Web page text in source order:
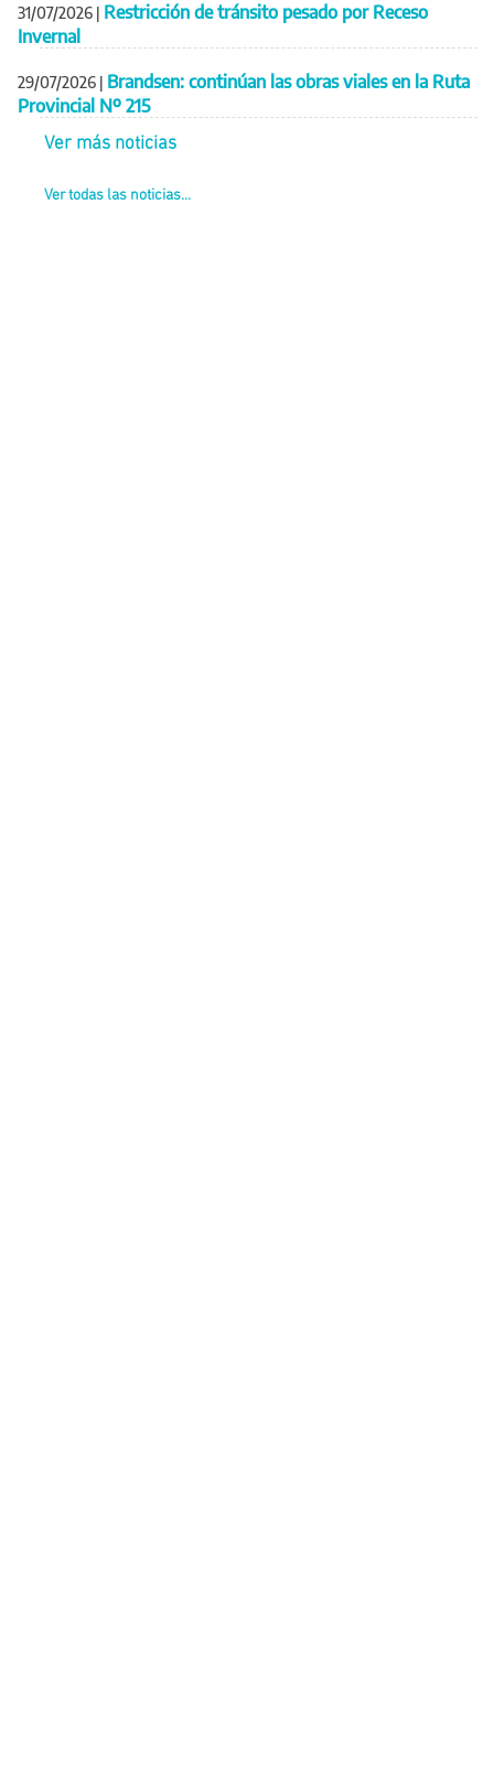
31/07/2026 | Restricción de tránsito pesado por Receso
Invernal
29/07/2026 | Brandsen: continúan las obras viales en la Ruta
Provincial Nº 215
Ver más noticias
Ver todas las noticias...